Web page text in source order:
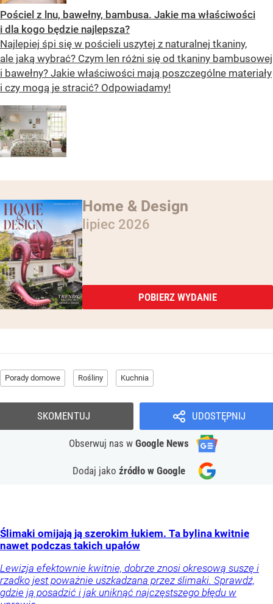
Pościel z lnu, bawełny, bambusa. Jakie ma właściwości
i dla kogo będzie najlepsza?
Najlepiej śpi się w pościeli uszytej z naturalnej tkaniny,
ale jaką wybrać? Czym len różni się od tkaniny bambusowej
i bawełny? Jakie właściwości mają poszczególne materiały
i czy mogą je stracić? Odpowiadamy!
Home & Design
lipiec 2026
POBIERZ WYDANIE
Porady domowe Rośliny Kuchnia
UDOSTĘPNIJ
Obserwuj nas w Google News
Dodaj jako źródło w Google
SKOMENTUJ
Ślimaki omijają ją szerokim łukiem. Ta bylina kwitnie
nawet podczas takich upałów
Lewizja efektownie kwitnie, dobrze znosi okresową suszę i
rzadko jest poważnie uszkadzana przez ślimaki. Sprawdź,
gdzie ją posadzić i jak uniknąć najczęstszego błędu w